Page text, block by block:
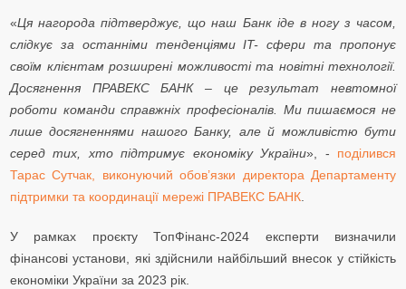
«Ця нагорода підтверджує, що наш Банк іде в ногу з часом,
слідкує за останніми тенденціями IT- сфери та пропонує
своїм клієнтам розширені можливості та новітні технології.
Досягнення ПРАВЕКС БАНК – це результат невтомної
роботи команди справжніх професіоналів. Ми пишаємося не
лише досягненнями нашого Банку, але й можливістю бути
серед тих, хто підтримує економіку України», - поділився
Тарас Сутчак, виконуючий обов’язки директора Департаменту
підтримки та координації мережі ПРАВЕКС БАНК
У рамках проєкту ТопФінанс-2024 експерти визначили
фінансові установи, які здійснили найбільший внесок у стійкість
економіки України за 2023 рік.